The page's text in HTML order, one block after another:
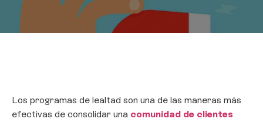
Los programas de lealtad son una de las maneras más
efectivas de consolidar una comunidad de clientes